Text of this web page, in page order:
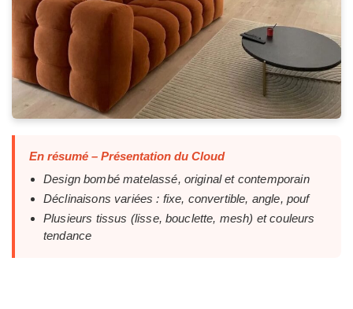
En résumé – Présentation du Cloud
Design bombé matelassé, original et contemporain
Déclinaisons variées : fixe, convertible, angle, pouf
Plusieurs tissus (lisse, bouclette, mesh) et couleurs
tendance